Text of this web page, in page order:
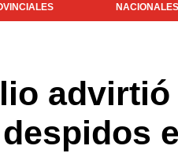
NACIONALES
advirtió